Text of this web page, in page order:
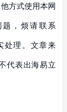
方式使用本网
，烦请联系
处理。文章来
代表出海易立